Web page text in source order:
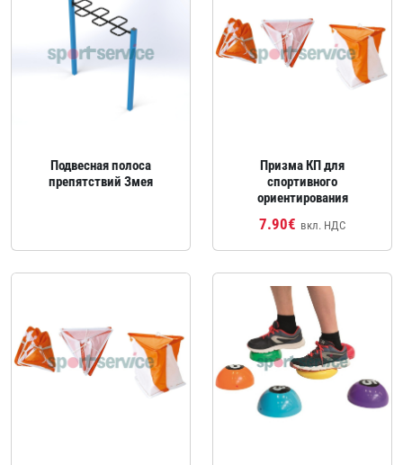
Подвесная полоса
препятствий Змея
Призма КП для
спортивного
ориентирования
7.90€ вкл. НДС